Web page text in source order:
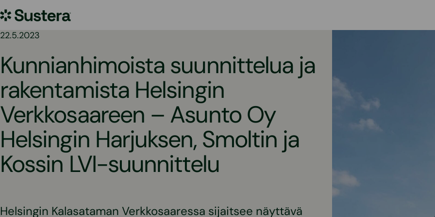
sisältöön
Sustera
22.5.2023
Kunnianhimoista suunnittelua ja
rakentamista Helsingin
Verkkosaareen – Asunto Oy
Helsingin Harjuksen, Smoltin ja
Kossin LVI-suunnittelu
Helsingin Kalasataman Verkkosaaressa sijaitsee näyttävä